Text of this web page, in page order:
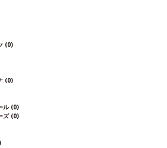
(0)
(0)
ル (0)
ズ (0)